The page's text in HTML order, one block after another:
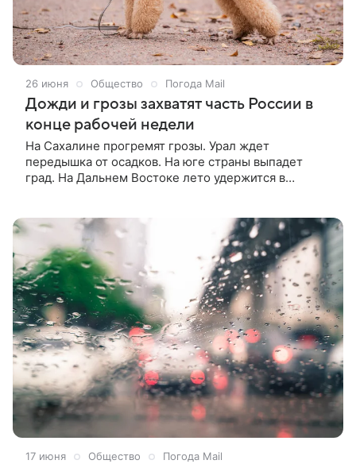
26 июня Общество Погода Mail
Дожди и грозы захватят часть России в
конце рабочей недели
На Сахалине прогремят грозы. Урал ждет
передышка от осадков. На юге страны выпадет
град. На Дальнем Востоке лето удержится в
+15 °С. На Сахалине прогнозируют +23 °С и
грозовые дожди. Облака также дотянутся до
Хабаровска. Температура установится около +21 °С,
пройдут грозы. В Благовещенске выглянет солнце,
разогреет до +26 °С.
17 июня Общество Погода Mail